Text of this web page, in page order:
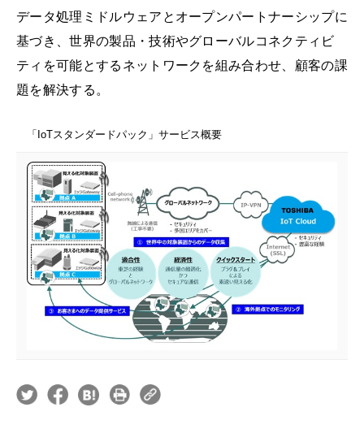
データ処理ミドルウェアとオープンパートナーシップに
基づき、世界の製品・技術やグローバルコネクティビ
ティを可能とするネットワークを組み合わせ、顧客の課
題を解決する。
「IoTスタンダードパック」サービス概要